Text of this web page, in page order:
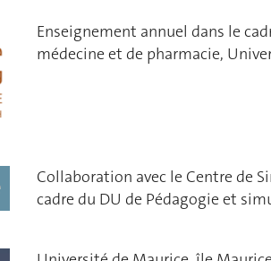
Enseignement annuel dans le
médecine et de pharmacie,
Collaboration avec le Centre de
cadre du DU de Pédagogie et